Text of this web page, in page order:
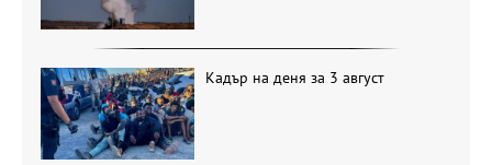
Кадър на деня за 3 август